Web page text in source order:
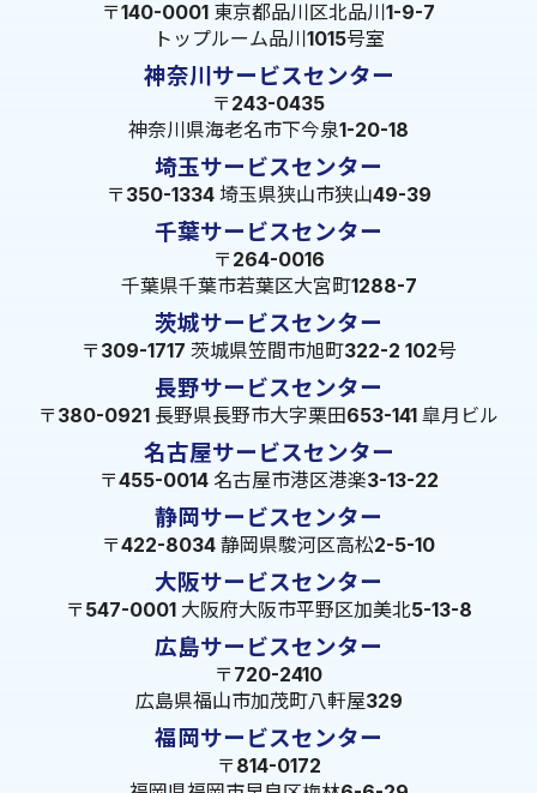
〒140-0001 東京都品川区北品川1-9-7
トップルーム品川1015号室
神奈川サービスセンター
〒243-0435
神奈川県海老名市下今泉1-20-18
埼玉サービスセンター
〒350-1334 埼玉県狭山市狭山49-39
千葉サービスセンター
〒264-0016
千葉県千葉市若葉区大宮町1288-7
茨城サービスセンター
〒309-1717 茨城県笠間市旭町322-2 102号
長野サービスセンター
〒380-0921 長野県長野市大字栗田653-141 皐月ビル
名古屋サービスセンター
〒455-0014 名古屋市港区港楽3-13-22
静岡サービスセンター
〒422-8034 静岡県駿河区高松2-5-10
大阪サービスセンター
〒547-0001 大阪府大阪市平野区加美北5-13-8
広島サービスセンター
〒720-2410
広島県福山市加茂町八軒屋329
福岡サービスセンター
〒814-0172